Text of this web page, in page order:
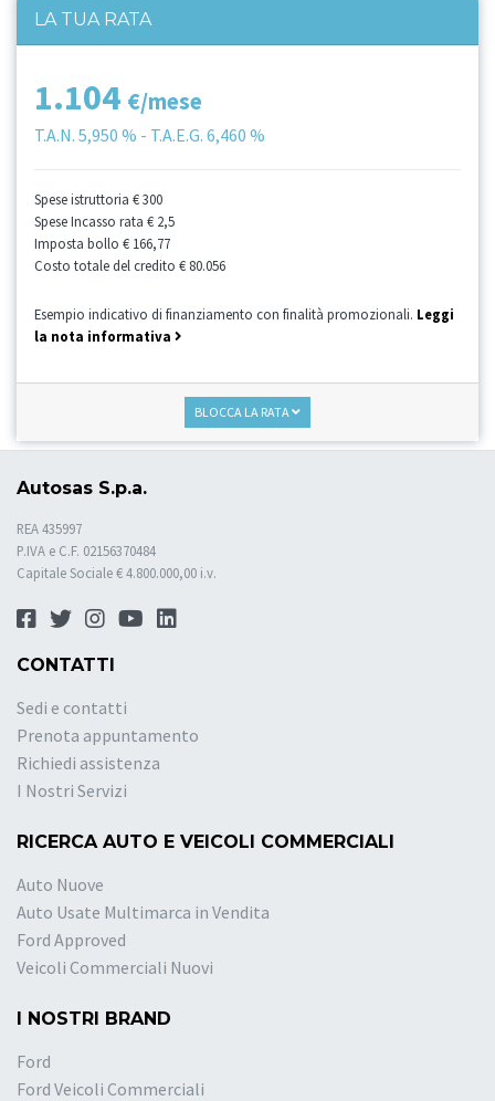
LA TUA RATA
1.104 €/mese
T.A.N. 5,950 % - T.A.E.G. 6,460 %
Spese istruttoria € 300
Spese Incasso rata € 2,5
Imposta bollo € 166,77
Costo totale del credito € 80.056
Esempio indicativo di finanziamento con finalità promozionali. Leggi
la nota informativa
BLOCCA LA RATA
Autosas S.p.a.
REA 435997
P.IVA e C.F. 02156370484
Capitale Sociale € 4.800.000,00 i.v.
CONTATTI
Sedi e contatti
Prenota appuntamento
Richiedi assistenza
I Nostri Servizi
RICERCA AUTO E VEICOLI COMMERCIALI
Auto Nuove
Auto Usate Multimarca in Vendita
Ford Approved
Veicoli Commerciali Nuovi
I NOSTRI BRAND
Ford
Ford Veicoli Commerciali